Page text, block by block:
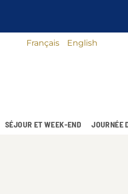
Français English
SÉJOUR ET WEEK-END JOURNÉE